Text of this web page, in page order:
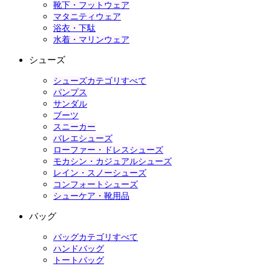
靴下・フットウェア
マタニティウェア
浴衣・下駄
水着・マリンウェア
シューズ
シューズカテゴリすべて
パンプス
サンダル
ブーツ
スニーカー
バレエシューズ
ローファー・ドレスシューズ
モカシン・カジュアルシューズ
レイン・スノーシューズ
コンフォートシューズ
シューケア・靴用品
バッグ
バッグカテゴリすべて
ハンドバッグ
トートバッグ